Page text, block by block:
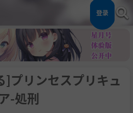
登录
]プリンセスプリキュ
ア-処刑